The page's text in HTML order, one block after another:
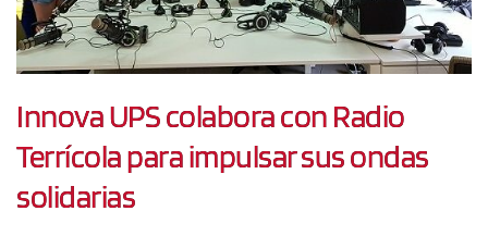
Innova UPS colabora con Radio
Terrícola para impulsar sus ondas
solidarias